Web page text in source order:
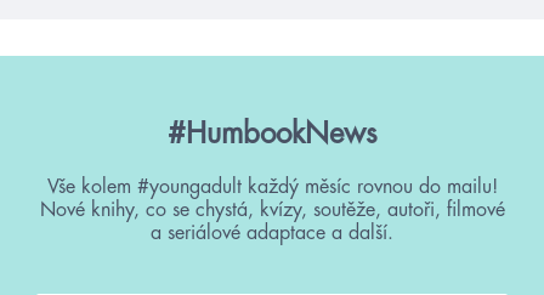
#HumbookNews
Vše kolem #youngadult každý měsíc rovnou do mailu!
Nové knihy, co se chystá, kvízy, soutěže, autoři, filmové
a seriálové adaptace a další.